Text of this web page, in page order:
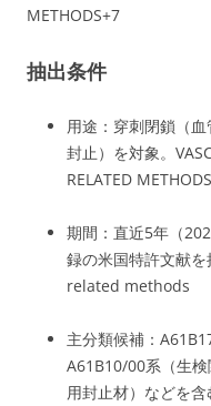
METHODS+7
抽出条件
用途：穿刺閉鎖（
封止）を対象。
RELATED METHODS
期間：直近5年（
録の米国特許文献を
related methods
主分類候補：
A61B10/00系（生
用封止材）などを含